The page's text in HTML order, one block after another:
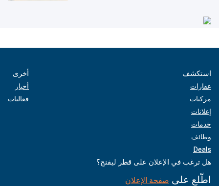
استكشف
عقارات
مركبات
إعلانات
خدمات
وظائف
Deals
أخرى
أخبار
فعاليات
هل ترغب في الإعلان على قطر ليفنج؟
اطّلع على صفحة الإعلان